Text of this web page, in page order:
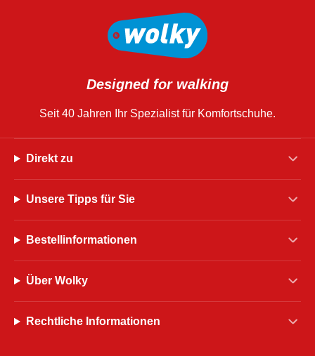
Designed for walking
Seit 40 Jahren Ihr Spezialist für Komfortschuhe.
Direkt zu
Unsere Tipps für Sie
Bestellinformationen
Über Wolky
Rechtliche Informationen